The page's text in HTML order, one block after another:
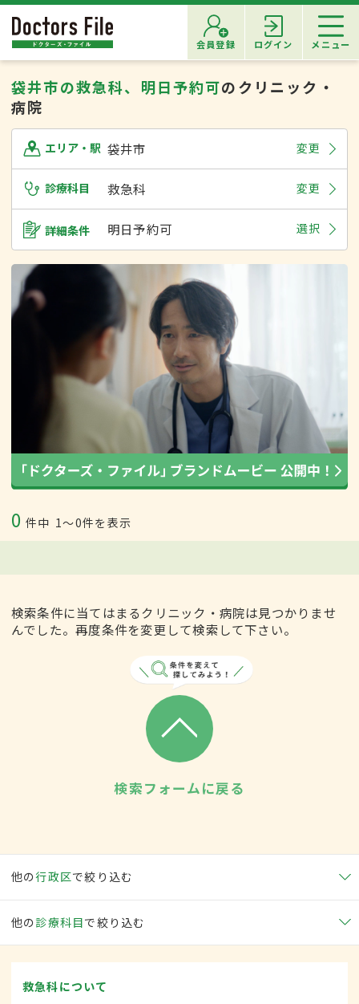
会員登録 ログイン メニュー
袋井市の救急科、明日予約可のクリニック・
病院
エリア・駅 袋井市 変更
診療科目 救急科 変更
詳細条件 明日予約可 選択
0 件中 1〜0件を表示
検索条件に当てはまるクリニック・病院は見つかりませ
んでした。再度条件を変更して検索して下さい。
検索フォームに戻る
他の行政区で絞り込む
他の 診療科目で絞り込む
救急科について